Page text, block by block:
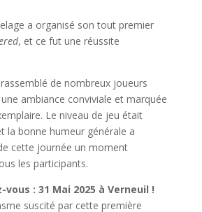
a organisé son tout premier
, et ce fut une réussite
de nombreux joueurs
ambiance conviviale et marquée
Le niveau de jeu était
la bonne humeur générale a
cette journée un moment
les participants.
: 31 Mai 2025 à Verneuil !
suscité par cette première